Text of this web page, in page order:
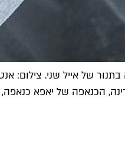
של אייל שני. צילום:
הכנאפה של יאפא כנאפה,